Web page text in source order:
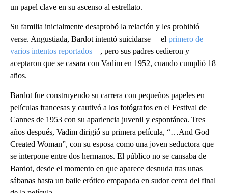
un papel clave en su ascenso al estrellato.
Su familia inicialmente desaprobó la relación y les prohibió
verse. Angustiada, Bardot intentó suicidarse —el primero de
varios intentos reportados—, pero sus padres cedieron y
aceptaron que se casara con Vadim en 1952, cuando cumplió 18
años.
Bardot fue construyendo su carrera con pequeños papeles en
películas francesas y cautivó a los fotógrafos en el Festival de
Cannes de 1953 con su apariencia juvenil y espontánea. Tres
años después, Vadim dirigió su primera película, “…And God
Created Woman”, con su esposa como una joven seductora que
se interpone entre dos hermanos. El público no se cansaba de
Bardot, desde el momento en que aparece desnuda tras unas
sábanas hasta un baile erótico empapada en sudor cerca del final